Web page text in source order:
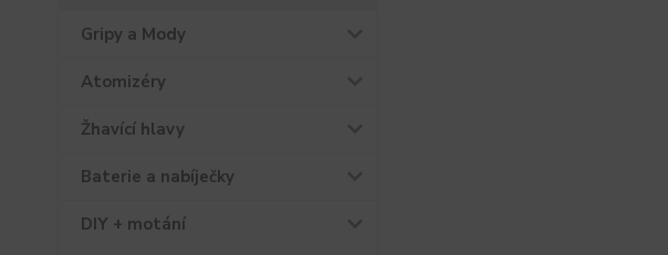
Gripy a Mody
Atomizéry
Žhavící hlavy
Baterie a nabíječky
DIY + motání